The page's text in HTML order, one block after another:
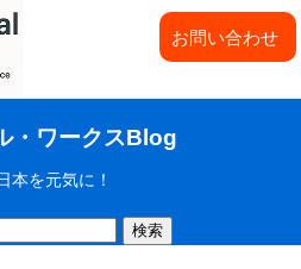
・ワークスBlog
本を元気に！
お問い合わせ
検索